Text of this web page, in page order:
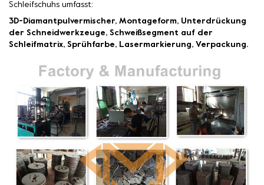
Schleifschuhs umfasst:
3D-Diamantpulvermischer, Montageform, Unterdrückung
der Schneidwerkzeuge, Schweißsegment auf der
Schleifmatrix, Sprühfarbe, Lasermarkierung, Verpackung.